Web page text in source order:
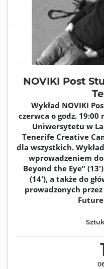
NOVIKI Post
Wykład NOVIKI
czerwca o godz.
Uniwersytetu w La
Tenerife Creative
dla wszystkich.
wprowadzeniem
Beyond the Eye”
(14'), a także do
prowadzonych